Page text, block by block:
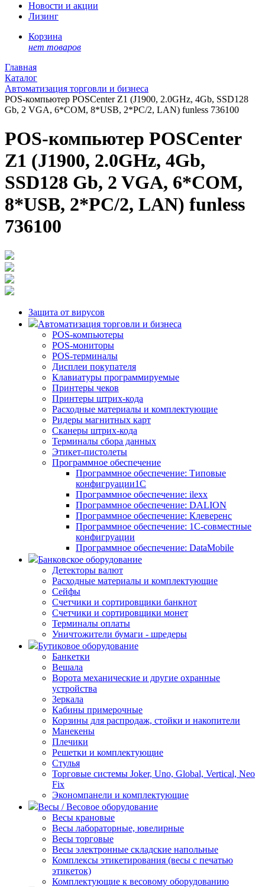
Новости и акции
Лизинг
Корзина
нет товаров
Главная
Каталог
Автоматизация торговли и бизнеса
POS-компьютер POSCenter Z1 (J1900, 2.0GHz, 4Gb, SSD128
Gb, 2 VGA, 6*COM, 8*USB, 2*PC/2, LAN) funless 736100
POS-компьютер POSCenter
Z1 (J1900, 2.0GHz, 4Gb,
SSD128 Gb, 2 VGA, 6*COM,
8*USB, 2*PC/2, LAN) funless
736100
Защита от вирусов
Автоматизация торговли и бизнеса
POS-компьютеры
POS-мониторы
POS-терминалы
Дисплеи покупателя
Клавиатуры программируемые
Принтеры чеков
Принтеры штрих-кода
Расходные материалы и комплектующие
Ридеры магнитных карт
Сканеры штрих-кода
Терминалы сбора данных
Этикет-пистолеты
Программное обеспечение
Программное обеспечение: Типовые
конфигруации1С
Программное обеспечение: ilexx
Программное обеспечение: DALION
Программное обеспечение: Клеверенс
Программное обеспечение: 1С-совместные
конфигруации
Программное обеспечение: DataMobile
Банковское оборудование
Детекторы валют
Расходные материалы и комплектующие
Сейфы
Счетчики и сортировщики банкнот
Счетчики и сортировщики монет
Терминалы оплаты
Уничтожители бумаги - шредеры
Бутиковое оборудование
Банкетки
Вешала
Ворота механические и другие охранные
устройства
Зеркала
Кабины примерочные
Корзины для распродаж, стойки и накопители
Манекены
Плечики
Решетки и комплектующие
Стулья
Торговые системы Joker, Uno, Global, Vertical, Neo
Fix
Экономпанели и комплектующие
Весы / Весовое оборудование
Весы крановые
Весы лабораторные, ювелирные
Весы торговые
Весы электронные складские напольные
Комплексы этикетирования (весы с печатью
этикеток)
Комплектующие к весовому оборудованию